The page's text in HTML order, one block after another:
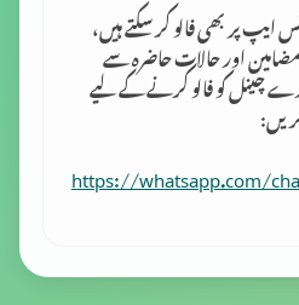
پر بھی فالو کر سکتے ہیں،
اور حالات حاضرہ سے
چینل کو فالو کرنے کے لیے
https://whatsapp.com/